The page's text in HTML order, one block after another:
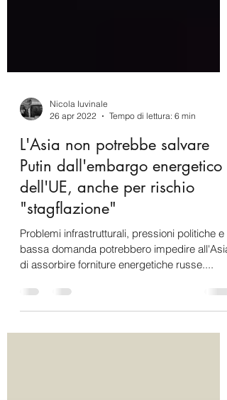
Nicola Iuvinale
26 apr 2022
Tempo di lettura: 6 min
L'Asia non potrebbe salvare
Putin dall'embargo energetico
dell'UE, anche per rischio
di assorbire forniture energetiche russe....